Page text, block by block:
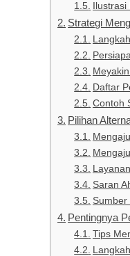
Strategi
Daftar
Contoh
Pilihan
Saran
Sumber
Pentingnya
Tips